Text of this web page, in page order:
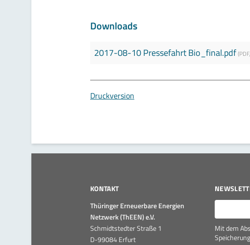
Downloads
2017-08-10 Pressefahrt Bio_final.pdf(PDF,
Druckversion
KONTAKT
Thüringer Erneuerbare Energien
Netzwerk (ThEEN) e.V.
Schmidtstedter Straße 1
D-99084 Erfurt
E-Mail*
Mit dem